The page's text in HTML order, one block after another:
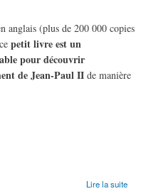
anglais (plus de 200 000 copies
petit livre est un
pour découvrir
de Jean-Paul II de manière
Lire la suite